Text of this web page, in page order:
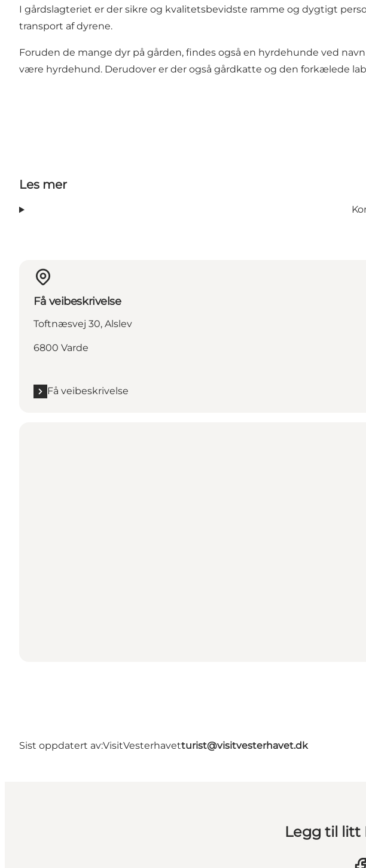
I gårdslagteriet er der sikre og kvalitetsbevidste ramme og dygtigt
transport af dyrene.
Foruden de mange dyr på gården, findes også en hyrdehunde ved
være hyrdehund. Derudover er der også gårdkatte og den forkælede
Les mer
Få veibeskrivelse
Toftnæsvej 30, Alslev
6800 Varde
Få veibeskrivelse
Sist oppdatert av:VisitVesterhavetturist@visitvesterhavet.dk
Legg til litt